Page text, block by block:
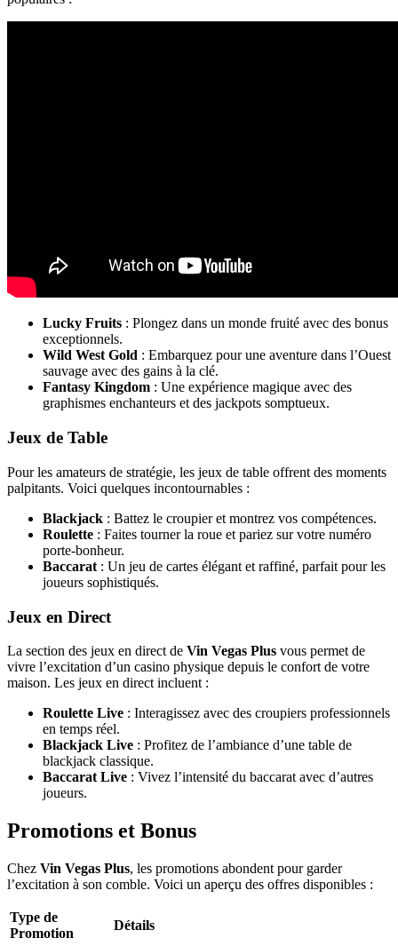
Lucky Fruits : Plongez dans un monde fruité avec des bonus
exceptionnels.
Wild West Gold : Embarquez pour une aventure dans l’Ouest
sauvage avec des gains à la clé.
Fantasy Kingdom : Une expérience magique avec des
graphismes enchanteurs et des jackpots somptueux.
Jeux de Table
Pour les amateurs de stratégie, les jeux de table offrent des moments
palpitants. Voici quelques incontournables :
Blackjack : Battez le croupier et montrez vos compétences.
Roulette : Faites tourner la roue et pariez sur votre numéro
porte-bonheur.
Baccarat : Un jeu de cartes élégant et raffiné, parfait pour les
joueurs sophistiqués.
Jeux en Direct
La section des jeux en direct de Vin Vegas Plus vous permet de
vivre l’excitation d’un casino physique depuis le confort de votre
maison. Les jeux en direct incluent :
Roulette Live : Interagissez avec des croupiers professionnels
en temps réel.
Blackjack Live : Profitez de l’ambiance d’une table de
blackjack classique.
Baccarat Live : Vivez l’intensité du baccarat avec d’autres
joueurs.
Promotions et Bonus
Chez Vin Vegas Plus, les promotions abondent pour garder
l’excitation à son comble. Voici un aperçu des offres disponibles :
Type de
Promotion
Détails